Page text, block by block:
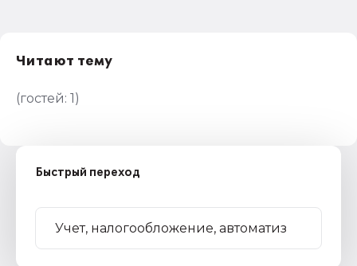
Читают тему
(гостей: 1)
Быстрый переход